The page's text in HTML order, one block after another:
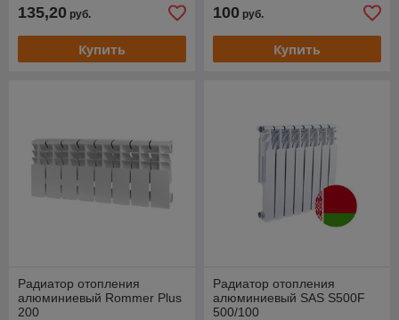
135,20 руб.
Купить
100 руб.
Купить
Радиатор отопления
алюминиевый Rommer Plus
200
Радиатор отопления
алюминиевый SAS S500F
500/100